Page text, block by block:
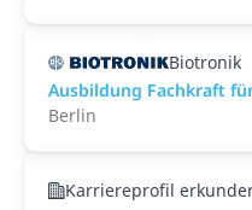
Biotronik
Ausbildung Fachkraft
Berlin
Karriereprofil